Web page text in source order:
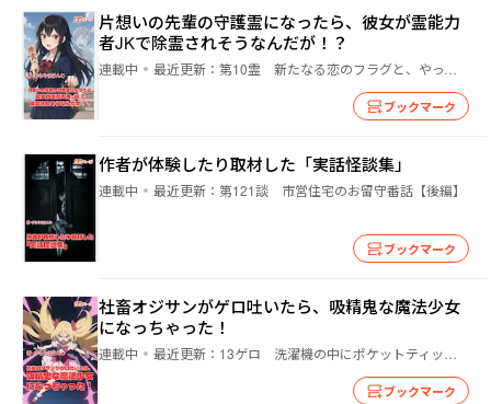
読者の方に笑ってもらえるようなコメディー系のライトノベルを頑張って書
いていきたいと思います。
皆様、よろしくお願い致しますm(_ _)m
Xアカウント
https://x.com/kenji0419?s=09
片想いの先輩の守護霊になったら、彼女が霊能力
者JKで除霊されそうなんだが！？
連載中 最近更新： 第10霊 新たなる恋のフラグと、やってきた使者！
ブックマーク
作者が体験したり取材した「実話怪談集」
連載中 最近更新： 第121談 市営住宅のお留守番話【後編】
ブックマーク
社畜オジサンがゲロ吐いたら、吸精鬼な魔法少女
になっちゃった！
連載中 最近更新： 13ゲロ 洗濯機の中にポケットティッシュ入れた犯人、今日中に名乗り出ろ
ブックマーク